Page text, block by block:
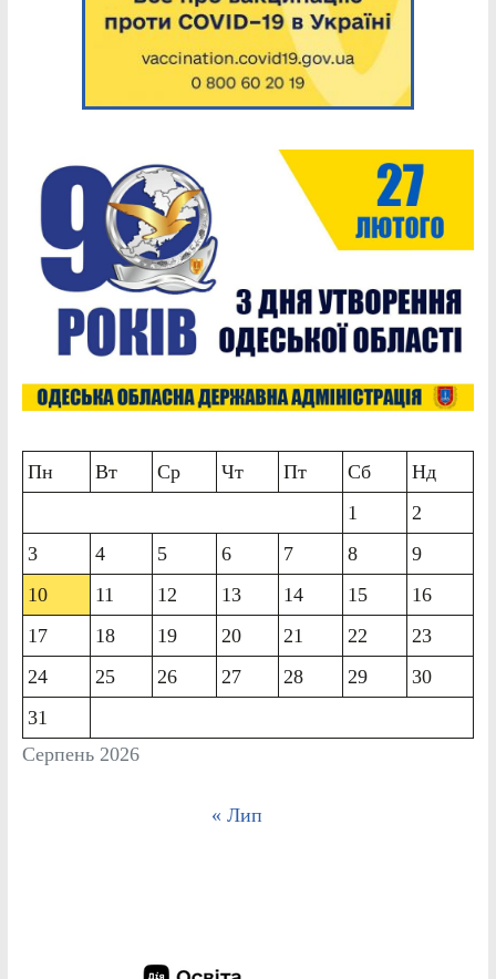
Серпень 2026
Пн Вт Ср Чт Пт Сб
Нд
1
2
3
4 5 6 7 8
9
10
11 12 13 14 15
16
17
18 19 20 21 22
23
24
25 26 27 28 29
30
31
« Лип